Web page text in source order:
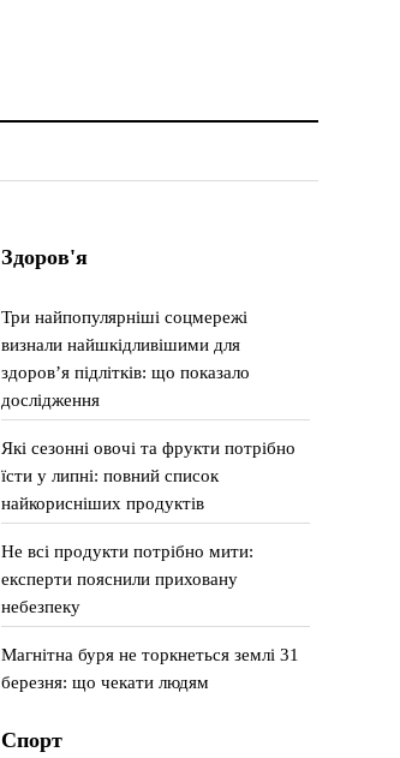
Здоров'я
Три найпопулярніші соцмережі
визнали найшкідливішими для
здоров’я підлітків: що показало
дослідження
Які сезонні овочі та фрукти потрібно
їсти у липні: повний список
найкорисніших продуктів
Не всі продукти потрібно мити:
експерти пояснили приховану
небезпеку
Магнітна буря не торкнеться землі 31
березня: що чекати людям
Спорт